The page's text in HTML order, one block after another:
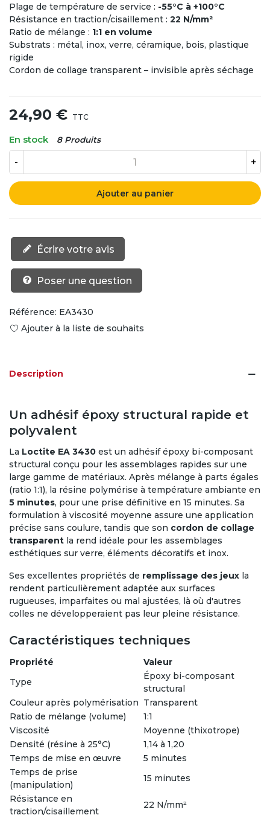
Plage de température de service : -55°C à +100°C
Résistance en traction/cisaillement : 22 N/mm²
Ratio de mélange : 1:1 en volume
Substrats : métal, inox, verre, céramique, bois, plastique
rigide
Cordon de collage transparent – invisible après séchage
24,90 € TTC
En stock 8 Produits
- +
Ajouter au panier
Écrire votre avis
Poser une question
Référence: EA3430
Ajouter à la liste de souhaits
Description
Un adhésif époxy structural rapide et
polyvalent
La Loctite EA 3430 est un adhésif époxy bi-composant
structural conçu pour les assemblages rapides sur une
large gamme de matériaux. Après mélange à parts égales
(ratio 1:1), la résine polymérise à température ambiante en
5 minutes, pour une prise définitive en 15 minutes. Sa
formulation à viscosité moyenne assure une application
précise sans coulure, tandis que son cordon de collage
transparent la rend idéale pour les assemblages
esthétiques sur verre, éléments décoratifs et inox.
Ses excellentes propriétés de remplissage des jeux la
rendent particulièrement adaptée aux surfaces
rugueuses, imparfaites ou mal ajustées, là où d'autres
colles ne développeraient pas leur pleine résistance.
Caractéristiques techniques
Propriété
Valeur
Type
Époxy bi-composant
structural
Couleur après polymérisation Transparent
Ratio de mélange (volume)
1:1
Viscosité
Moyenne (thixotrope)
Densité (résine à 25°C)
1,14 à 1,20
Temps de mise en œuvre
5 minutes
Temps de prise
(manipulation)
15 minutes
Résistance en
traction/cisaillement
22 N/mm²